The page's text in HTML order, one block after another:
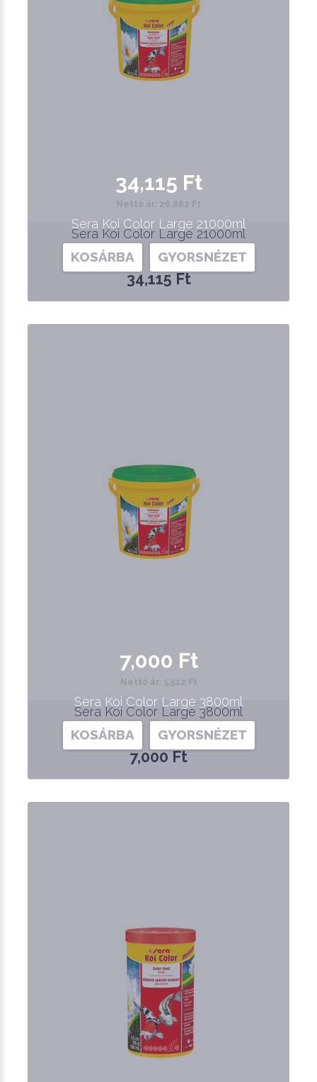
Sera Koi Color Large 21000ml
34,115 Ft
34,115 Ft
Nettó ár: 26,862 Ft
Sera Koi Color Large 21000ml
KOSÁRBA GYORSNÉZET
Sera Koi Color Large 3800ml
7,000 Ft
7,000 Ft
Nettó ár: 5,512 Ft
Sera Koi Color Large 3800ml
KOSÁRBA GYORSNÉZET